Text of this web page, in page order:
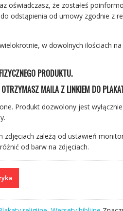
oświadczasz, że zostałeś
odstąpienia od umowy zgodnie z
w dowolnych ilościach na
PRODUKTU.
MAILA Z LINKIEM DO
Produkt dozwolony jest
zdjęciach zależą od ustawień
od barw na zdjęciach.